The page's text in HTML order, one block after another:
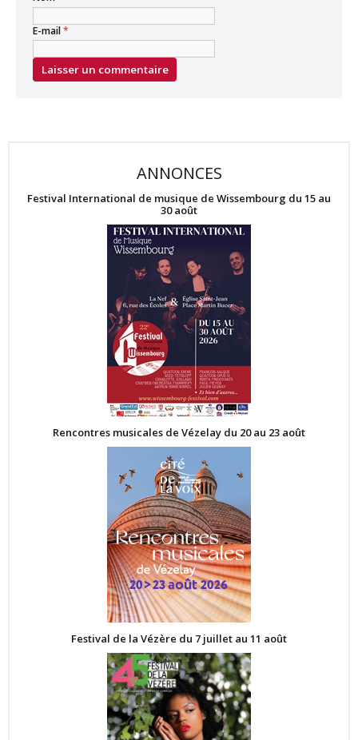
E-mail*
ANNONCES
Festival International de musique de Wissembourg du 15 au
30 août
Rencontres musicales de Vézelay du 20 au 23 août
Festival de la Vézère du 7 juillet au 11 août